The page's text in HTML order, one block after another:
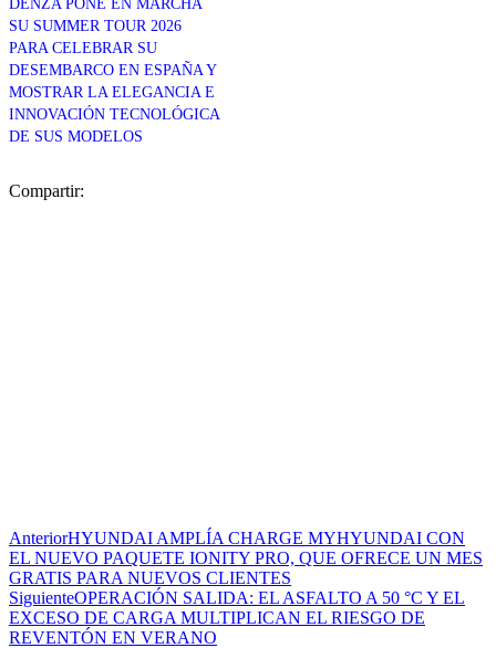
DENZA PONE EN MARCHA
SU SUMMER TOUR 2026
PARA CELEBRAR SU
DESEMBARCO EN ESPAÑA Y
MOSTRAR LA ELEGANCIA E
INNOVACIÓN TECNOLÓGICA
DE SUS MODELOS
Compartir:
AnteriorHYUNDAI AMPLÍA CHARGE MYHYUNDAI CON
EL NUEVO PAQUETE IONITY PRO, QUE OFRECE UN MES
GRATIS PARA NUEVOS CLIENTES
SiguienteOPERACIÓN SALIDA: EL ASFALTO A 50 °C Y EL
EXCESO DE CARGA MULTIPLICAN EL RIESGO DE
REVENTÓN EN VERANO